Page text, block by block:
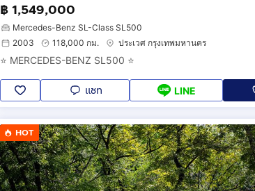
฿ 1,549,000
Mercedes-Benz SL-Class SL500
2003
118,000 กม. ประเวศ กรุงเทพมหานคร
⭐️ MERCEDES-BENZ SL500 ⭐️
แชท LINE
HOT